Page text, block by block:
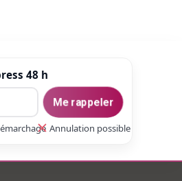
48 h
Me rappeler
Annulation possible